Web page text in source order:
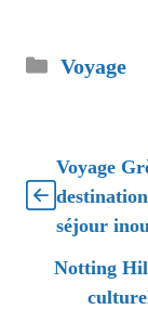
Catégories
Voyage
Voyage
séjour
Notting